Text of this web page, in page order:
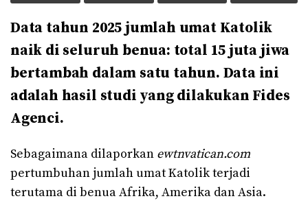
Data tahun 2025 jumlah umat Katolik
naik di seluruh benua: total 15 juta jiwa
bertambah dalam satu tahun. Data ini
adalah hasil studi yang dilakukan Fides
Agenci.
Sebagaimana dilaporkan ewtnvatican.com
pertumbuhan jumlah umat Katolik terjadi
terutama di benua Afrika, Amerika dan Asia.